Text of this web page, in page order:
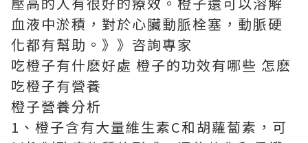
血液中淤積，對於心臟動脈栓塞，動脈硬
化都有幫助。》》咨詢專家
吃橙子有什麽好處 橙子的功效有哪些 怎麽
吃橙子有營養
橙子營養分析
1、橙子含有大量維生素C和胡蘿蔔素，可